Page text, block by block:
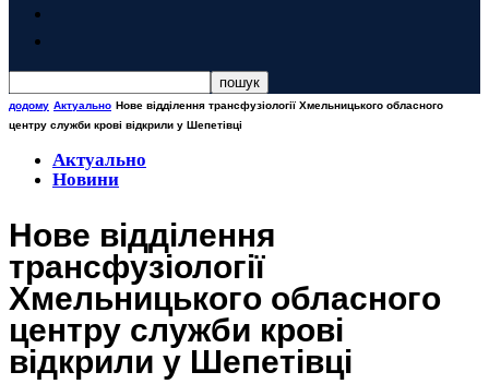
додому Актуально Нове відділення трансфузіології Хмельницького обласного
центру служби крові відкрили у Шепетівці
Актуально
Новини
Нове відділення
трансфузіології
Хмельницького обласного
центру служби крові
відкрили у Шепетівці